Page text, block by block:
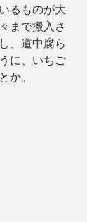
るものが大
まで搬入さ
、道中腐ら
に、いちご
か。